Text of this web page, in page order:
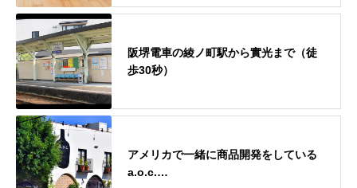
阪堺電車の綾ノ町駅から實光まで（徒
歩30秒）
アメリカで一緒に商品開発をしている
a.o.c.…